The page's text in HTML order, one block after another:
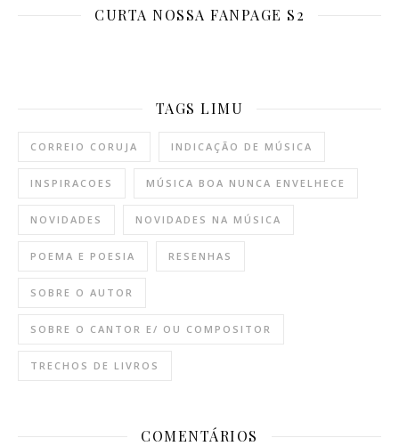
CURTA NOSSA FANPAGE S2
TAGS LIMU
CORREIO CORUJA INDICAÇÃO DE MÚSICA
INSPIRACOES MÚSICA BOA NUNCA ENVELHECE
NOVIDADES NOVIDADES NA MÚSICA
POEMA E POESIA RESENHAS
SOBRE O AUTOR
SOBRE O CANTOR E/ OU COMPOSITOR
TRECHOS DE LIVROS
COMENTÁRIOS